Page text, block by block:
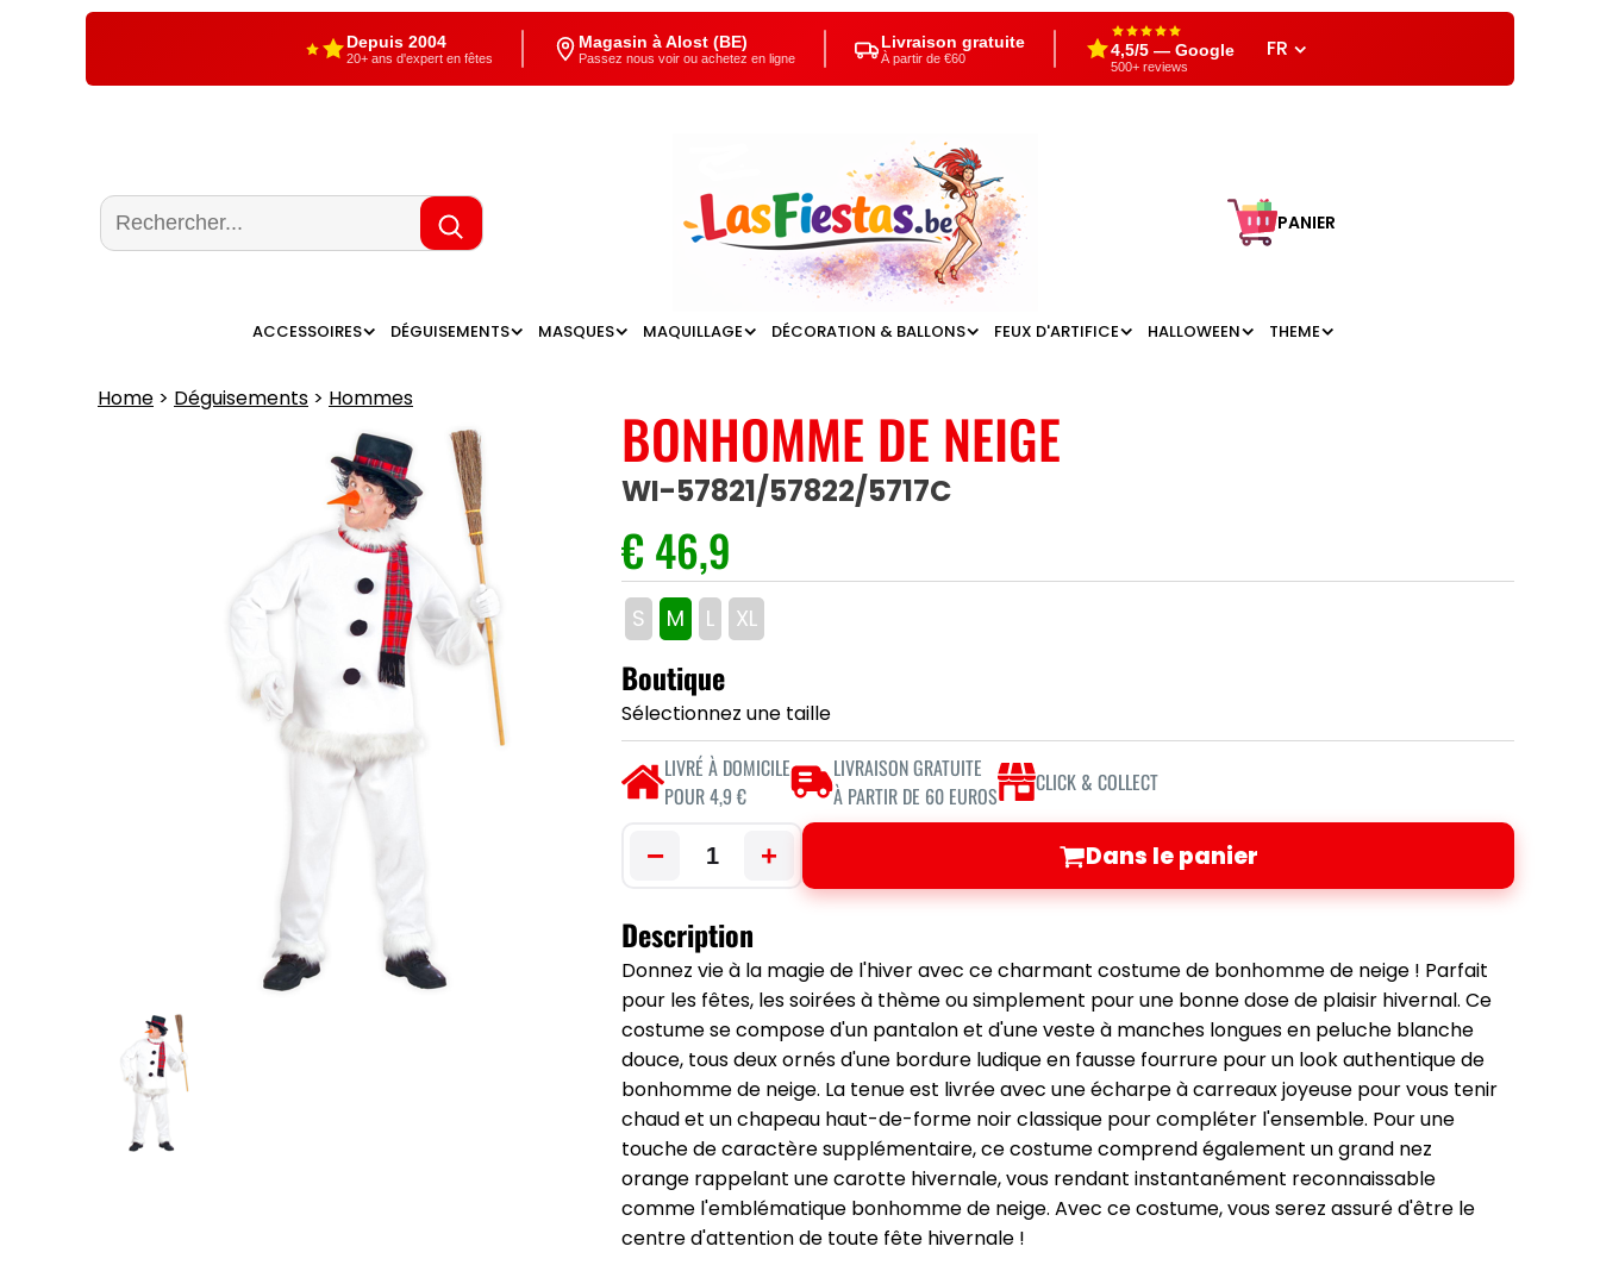
Depuis 2004
20+ ans d'expert en fêtes
Magasin à Alost (BE)
Passez nous voir ou achetez en ligne
Livraison gratuite
À partir de €60 4,5/5 — Google
500+ reviews
FR
PANIER
ACCESSOIRES DÉGUISEMENTS MASQUES MAQUILLAGE DÉCORATION & BALLONS FEUX D'ARTIFICE HALLOWEEN THEME
Home > Déguisements > Hommes
BONHOMME DE NEIGE
WI-57821/57822/5717C
€ 46,9
S M L XL
Boutique
Sélectionnez une taille
LIVRÉ À DOMICILE
POUR 4,9 €
LIVRAISON GRATUITE
À PARTIR DE 60 EUROS
CLICK & COLLECT
− + Dans le panier
Description
Donnez vie à la magie de l'hiver avec ce charmant costume de bonhomme de neige ! Parfait
pour les fêtes, les soirées à thème ou simplement pour une bonne dose de plaisir hivernal. Ce
costume se compose d'un pantalon et d'une veste à manches longues en peluche blanche
douce, tous deux ornés d'une bordure ludique en fausse fourrure pour un look authentique de
bonhomme de neige. La tenue est livrée avec une écharpe à carreaux joyeuse pour vous tenir
chaud et un chapeau haut-de-forme noir classique pour compléter l'ensemble. Pour une
touche de caractère supplémentaire, ce costume comprend également un grand nez
orange rappelant une carotte hivernale, vous rendant instantanément reconnaissable
comme l'emblématique bonhomme de neige. Avec ce costume, vous serez assuré d'être le
centre d'attention de toute fête hivernale !